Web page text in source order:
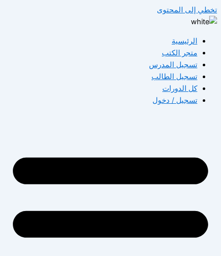
تخطي إلى المحتوى
الرئيسية
متجر الكتب
تسجيل المدرس
تسجيل الطالب
كل الدورات
تسجيل / دخول